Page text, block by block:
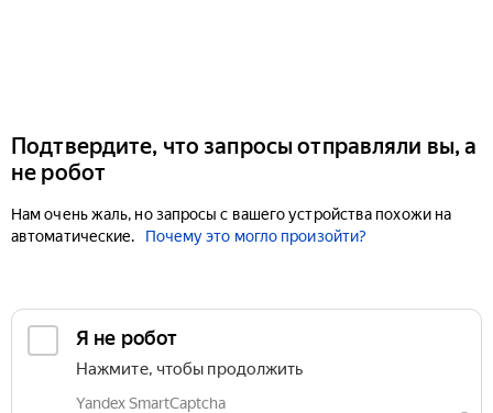
Подтвердите, что запросы отправляли вы, а
не робот
Нам очень жаль, но запросы с вашего устройства похожи на
автоматические.
Почему это могло произойти?